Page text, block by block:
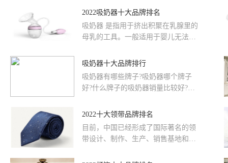
2022吸奶器十大品牌排名
吸奶器 是指用于挤出积聚在乳腺里的
母乳的工具。一般适用于婴儿无法直
发生问题，还有尽管在坚持工作，但
器有哪些好牌子呢?品牌网依托大数据
技术,综合品牌实力、产品销量、用户
了吸奶器品牌排行榜，供大家参考选
择。
吸奶器十大品牌排行
吸奶器有哪些牌子?吸奶器哪个牌子
好?什么牌子的吸奶器销量比较好?下
碑比较好的吸奶器品牌。www.c...
2022十大领带品牌排名
目前，中国已经形成了国际著名的领
带设计、制作、生产、销售基地和产
有加工生产。在国内市场上，实力比